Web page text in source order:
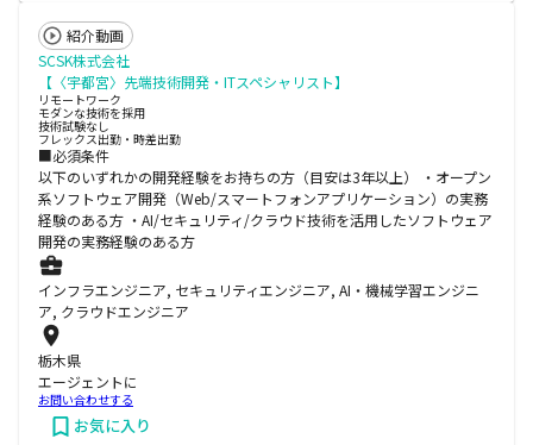
紹介動画
SCSK株式会社
【〈宇都宮〉先端技術開発・ITスペシャリスト】
リモートワーク
モダンな技術を採用
技術試験なし
フレックス出勤・時差出勤
■必須条件
以下のいずれかの開発経験をお持ちの方（目安は3年以上） ・オープン
系ソフトウェア開発（Web/スマートフォンアプリケーション）の実務
経験のある方 ・AI/セキュリティ/クラウド技術を活用したソフトウェア
開発の実務経験のある方
インフラエンジニア, セキュリティエンジニア, AI・機械学習エンジニ
ア, クラウドエンジニア
栃木県
エージェントに
お問い合わせする
お気に入り